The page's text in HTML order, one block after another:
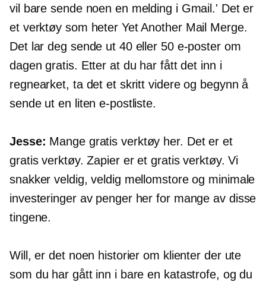
vil bare sende noen en melding i Gmail.' Det er
et verktøy som heter Yet Another Mail Merge.
Det lar deg sende ut 40 eller 50 e-poster om
dagen gratis. Etter at du har fått det inn i
regnearket, ta det et skritt videre og begynn å
sende ut en liten e-postliste.
Jesse: Mange gratis verktøy her. Det er et
gratis verktøy. Zapier er et gratis verktøy. Vi
snakker veldig, veldig mellomstore og minimale
investeringer av penger her for mange av disse
tingene.
Will, er det noen historier om klienter der ute
som du har gått inn i bare en katastrofe, og du